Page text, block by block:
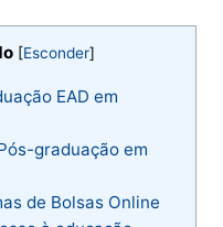
[Esconder]
EAD em
graduação em
de Bolsas Online